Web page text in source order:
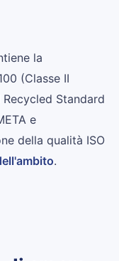
la
(Classe II
Standard
e
della qualità ISO
.